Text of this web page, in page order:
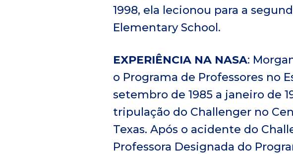
1998, ela lecionou para a
Elementary School.
EXPERIÊNCIA NA NASA:
o Programa de Professores no
setembro de 1985 a janeiro de
tripulação do Challenger no
Texas. Após o acidente do
Professora Designada do